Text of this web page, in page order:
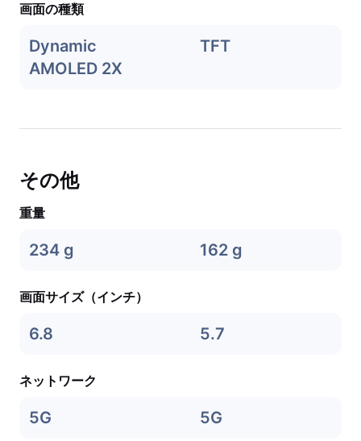
画面の種類
Dynamic
AMOLED 2X
TFT
その他
重量
234 g 162 g
画面サイズ（インチ）
6.8 5.7
ネットワーク
5G 5G